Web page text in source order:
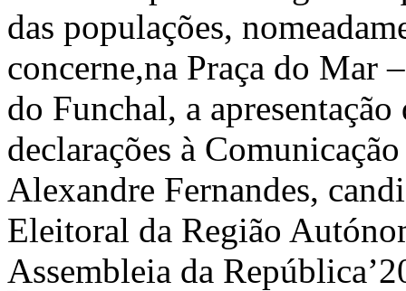
das populações,
concerne,na Praça do Mar
do Funchal, a apresentação
declarações à
Alexandre Fernandes,
Eleitoral da Região
Assembleia da